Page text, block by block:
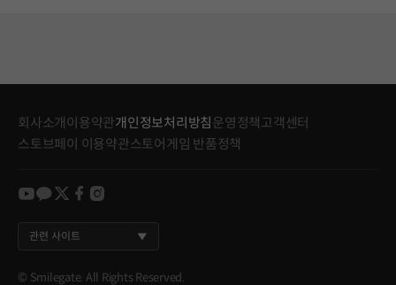
회사소개이용약관개인정보처리방침 운영정책고객센터
스토브페이 이용약관스토어게임 반품정책
youtube
kakao
twitter
facebook
instagram
관련 사이트
© Smilegate. All Rights Reserved.